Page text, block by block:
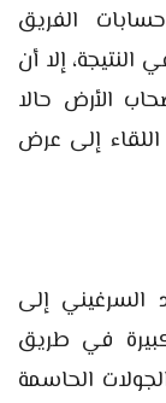
الفريق
إلا أن
الأرض حالا
إلى عرض
السرغيني إلى
في طريق
الحاسمة